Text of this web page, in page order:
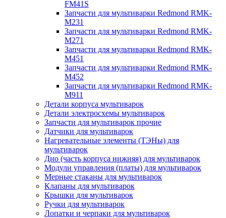
FM41S
Запчасти для мультиварки Redmond RMK-
M231
Запчасти для мультиварки Redmond RMK-
M271
Запчасти для мультиварки Redmond RMK-
M451
Запчасти для мультиварки Redmond RMK-
M452
Запчасти для мультиварки Redmond RMK-
M911
Детали корпуса мультиварок
Детали электросхемы мультиварок
Запчасти для мультиварок прочие
Датчики для мультиварок
Нагревательные элементы (ТЭНы) для
мультиварок
Дно (часть корпуса нижняя) для мультиварок
Модули управления (платы) для мультиварок
Мерные стаканы для мультиварок
Клапаны для мультиварок
Крышки для мультиварок
Ручки для мультиварок
Лопатки и черпаки для мультиварок